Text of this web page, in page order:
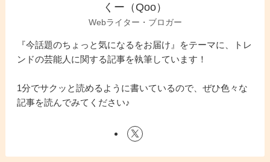
くー（Qoo）
Webライター・ブロガー
『今話題のちょっと気になるをお届け』をテーマに、トレ
ンドの芸能人に関する記事を執筆しています！
1分でサクッと読めるように書いているので、ぜひ色々な
記事を読んでみてください♪